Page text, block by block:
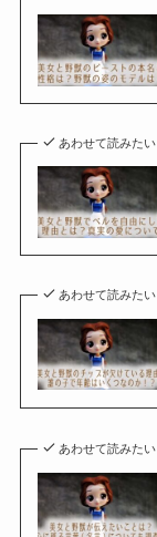
あわせて読みたい
あわせて読みたい
あわせて読みたい